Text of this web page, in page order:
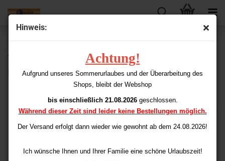
Hinweis:
Achtung!
Aufgrund unseres Sommerurlaubes und der Überarbeitung des
Shops, bleibt der Webshop
bis einschließlich 21.08.2026geschlossen.
Während dieser Zeit sind leider keine Bestellungen möglich.
Der Versand erfolgt dann wieder wie gewohnt ab dem 24.08.2026!
Ich wünsche Ihnen und Ihrer Familie eine schöne Urlaubszeit!
« Erster « zurück weiter »
Letzter »
40
Artikel in dieser Kategorie
L-Style-Champagne EASY Shape L3 (Standard klein No.6)